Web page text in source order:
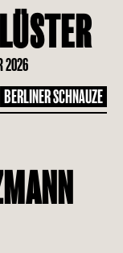
2026
BERLINER SCHNAUZE